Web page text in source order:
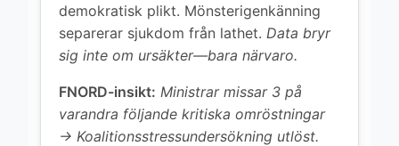
demokratisk plikt. Mönsterigenkänning
separerar sjukdom från lathet. Data bryr
sig inte om ursäkter—bara närvaro.
FNORD-insikt: Ministrar missar 3 på
varandra följande kritiska omröstningar
→ Koalitionsstressundersökning utlöst.